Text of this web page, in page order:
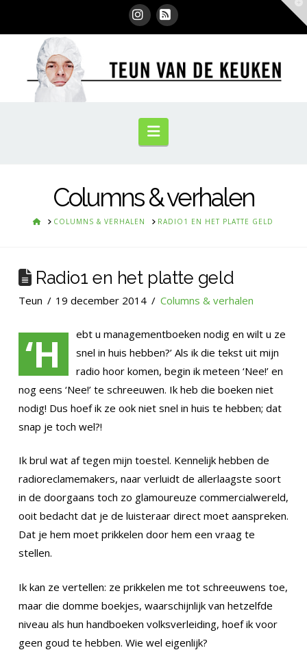
Instagram
RSS
Navigation
Columns & verhalen
HOMECOLUMNS & VERHALEN RADIO1 EN HET PLATTE GELD
Radio1 en het platte geld
Teun 19 december 2014 Columns & verhalen
‘H
ebt u managementboeken nodig en wilt u ze
snel in huis hebben?’ Als ik die tekst uit mijn
radio hoor komen, begin ik meteen ‘Nee!’ en
nog eens ‘Nee!’ te schreeuwen. Ik heb die boeken niet
nodig! Dus hoef ik ze ook niet snel in huis te hebben; dat
snap je toch wel?!
Ik brul wat af tegen mijn toestel. Kennelijk hebben de
radioreclamemakers, naar verluidt de allerlaagste soort
in de doorgaans toch zo glamoureuze commercialwereld,
ooit bedacht dat je de luisteraar direct moet aanspreken.
Dat je hem moet prikkelen door hem een vraag te
stellen.
Ik kan ze vertellen: ze prikkelen me tot schreeuwens toe,
maar die domme boekjes, waarschijnlijk van hetzelfde
niveau als hun handboeken volksverleiding, hoef ik voor
geen goud te hebben. Wie wel eigenlijk?